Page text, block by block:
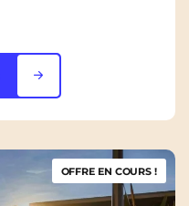
OFFRE EN COURS !